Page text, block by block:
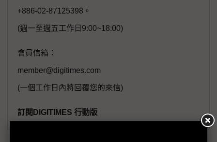
+886-02-87125398。
(週一至週五工作日9:00~18:00)
會員信箱：
member@digitimes.com
(一個工作日內將回覆您的來信)
訂閱DIGITIMES 行動版